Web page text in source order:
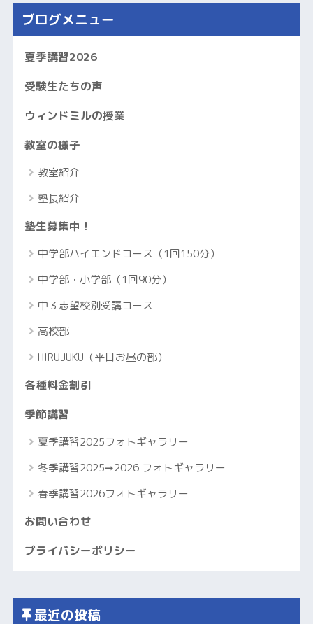
ブログメニュー
夏季講習2026
受験生たちの声
ウィンドミルの授業
教室の様子
教室紹介
塾長紹介
塾生募集中！
中学部ハイエンドコース（1回150分）
中学部・小学部（1回90分）
中３志望校別受講コース
高校部
HIRUJUKU（平日お昼の部）
各種料金割引
季節講習
夏季講習2025フォトギャラリー
冬季講習2025➞2026 フォトギャラリー
春季講習2026フォトギャラリー
お問い合わせ
プライバシーポリシー
最近の投稿